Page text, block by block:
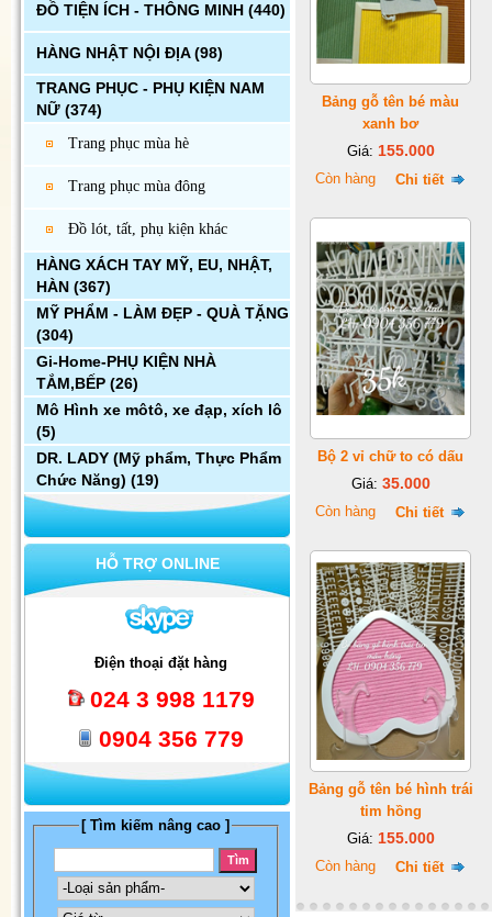
ĐỒ TIỆN ÍCH - THÔNG MINH (440)
HÀNG NHẬT NỘI ĐỊA(98)
TRANG PHỤC - PHỤ KIỆN NAM
NỮ (374)
Trang phục mùa hè
Trang phục mùa đông
Đồ lót, tất, phụ kiện khác
HÀNG XÁCH TAY MỸ, EU, NHẬT,
HÀN (367)
MỸ PHẨM - LÀM ĐẸP - QUÀ TẶNG
(304)
Gi-Home-PHỤ KIỆN NHÀ
TẮM,BẾP (26)
Mô Hình xe môtô, xe đạp, xích lô
(5)
DR. LADY (Mỹ phẩm, Thực Phẩm
Chức Năng) (19)
HỖ TRỢ ONLINE
Điện thoại đặt hàng
024 3 998 1179
0904 356 779
[ Tìm kiếm nâng cao ]
Bảng gỗ tên bé màu
xanh bơ
Giá: 155.000
Còn hàng Chi tiết
Bộ 2 vỉ chữ to có dấu
Giá: 35.000
Còn hàng Chi tiết
Bảng gỗ tên bé hình trái
tim hồng
Giá: 155.000
Còn hàng Chi tiết